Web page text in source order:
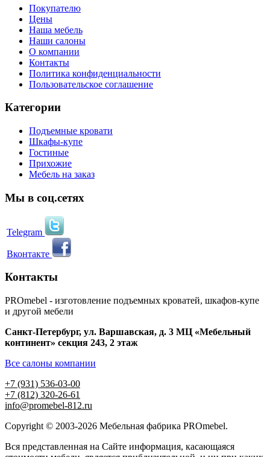
Покупателю
Цены
Наша мебель
Наши салоны
О компании
Контакты
Политика конфиденциальности
Пользовательское соглашение
Категории
Подъемные кровати
Шкафы-купе
Гостиные
Прихожие
Мебель на заказ
Мы в соц.сетях
Telegram
Вконтакте
Контакты
PROmebel - изготовление подъемных кроватей, шкафов-купе
и другой мебели
Санкт-Петербург, ул. Варшавская, д. 3 МЦ «Мебельный
континент» секция 243, 2 этаж
Все салоны компании
+7 (931) 536-03-00
+7 (812) 320-26-61
info@promebel-812.ru
Copyright © 2003-2026 Мебельная фабрика PROmebel.
Вся представленная на Сайте информация, касающаяся